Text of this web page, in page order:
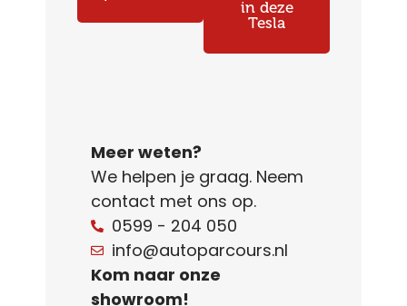
in deze
Tesla
Meer weten?
We helpen je graag. Neem
contact met ons op.
0599 - 204 050
info@autoparcours.nl
Kom naar onze
showroom!